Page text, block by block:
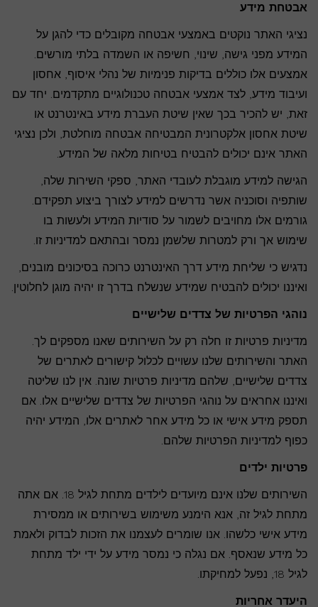
אבטחת מידע
נציגי האתר נוקטים באמצעי אבטחה מקובלים כדי להגן על
המידע מפני גישה, שינוי, חשיפה או השמדה בלתי מורשים.
אמצעים אלו כוללים בדיקות פנימיות של נהלי איסוף, אחסון
ועיבוד מידע, לצד אמצעי אבטחה טכנולוגיים מתקדמים. יחד עם
זאת, יש להכיר בכך שאין שיטת העברת מידע באינטרנט או
שיטת אחסון אלקטרונית המבטיחה אבטחה מוחלטת, ולכן נציגי
האתר אינם יכולים להבטיח בטיחות מלאה של המידע.
הגישה למידע מוגבלת לעובדי האתר, ספקי השירות שלה,
שותפיה וסוכניה אשר נדרשים למידע לצורך ביצוע תפקידם.
גורמים אלו מחויבים לשמור על סודיות המידע ולעשות בו
שימוש אך ורק למטרות שלשמן נמסר ובהתאם למדיניות זו.
נדגיש כי שליחת מידע דרך האינטרנט כרוכה בסיכונים מובנים,
ואיננו יכולים להבטיח שמידע שנשלח בדרך זו יהיה מוגן לחלוטין.
נוהגי הפרטיות של צדדים שלישיים
מדיניות פרטיות זו חלה רק על השירותים שאנו מספקים לך.
האתר והשירותים שלנו עשויים לכלול קישורים לאתרים של
צדדים שלישיים, שלהם מדיניות פרטיות שונה. אין לנו שליטה
ואיננו אחראים על נוהגי הפרטיות של צדדים שלישיים אלו. אם
תספק מידע אישי או כל מידע אחר לאתרים אלו, המידע יהיה
כפוף למדיניות הפרטיות שלהם.
פרטיות ילדים
השירותים שלנו אינם מיועדים לילדים מתחת לגיל 18. אם אתה
מתחת לגיל זה, אנא הימנע משימוש בשירותים או ממסירת
מידע אישי כלשהו. אנו שומרים לעצמנו את הזכות לבדוק ולאמת
כל מידע שנאסף. אם נגלה כי נמסר מידע על ידי ילד מתחת
לגיל 18, נפעל למחיקתו.
היעדר אחריות